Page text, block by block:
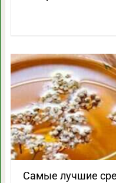
Самые лучшие